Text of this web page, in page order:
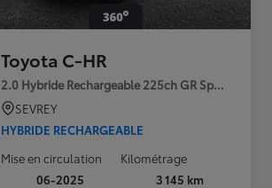
Toyota C-HR
2.0 Hybride Rechargeable 225ch GR Sport
SEVREY
HYBRIDE RECHARGEABLE
Mise en circulation
06-2025
Kilométrage
3 145 km